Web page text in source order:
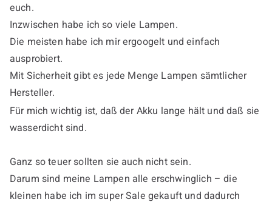
euch.
Inzwischen habe ich so viele Lampen.
Die meisten habe ich mir ergoogelt und einfach
ausprobiert.
Mit Sicherheit gibt es jede Menge Lampen sämtlicher
Hersteller.
Für mich wichtig ist, daß der Akku lange hält und daß sie
wasserdicht sind.
Ganz so teuer sollten sie auch nicht sein.
Darum sind meine Lampen alle erschwinglich – die
kleinen habe ich im super Sale gekauft und dadurch